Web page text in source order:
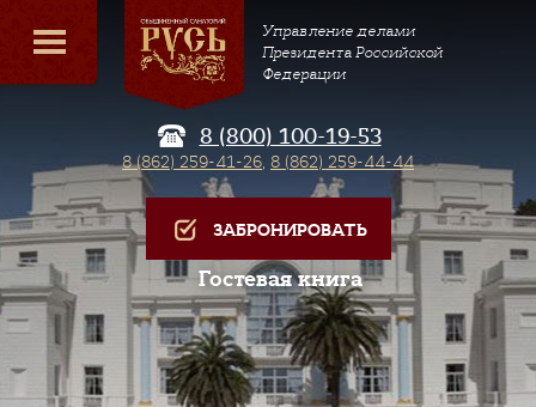
Управление делами
Президента Российской
Федерации
8 (800) 100-19-53
8 (862) 259-41-26, 8 (862) 259-44-44
ЗАБРОНИРОВАТЬ
Гостевая книга